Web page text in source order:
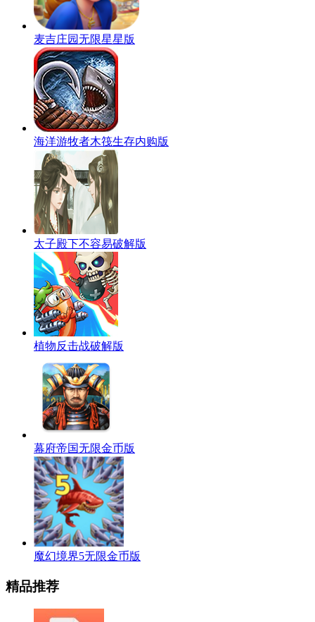
麦吉庄园无限星星版
海洋游牧者木筏生存内购版
太子殿下不容易破解版
植物反击战破解版
幕府帝国无限金币版
魔幻境界5无限金币版
精品推荐